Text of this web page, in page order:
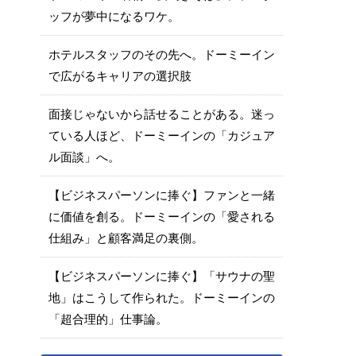
ッフが夢中になるワケ。
ホテルスタッフのその先へ。ドーミーイン
で広がるキャリアの選択肢
面接じゃないから話せることがある。迷っ
ている人ほど、ドーミーインの「カジュア
ル面談」へ。
【ビジネスパーソンに捧ぐ】ファンと一緒
に価値を創る。ドーミーインの「愛される
仕組み」と顧客満足の裏側。
【ビジネスパーソンに捧ぐ】「サウナの聖
地」はこうして作られた。ドーミーインの
「超合理的」仕事論。